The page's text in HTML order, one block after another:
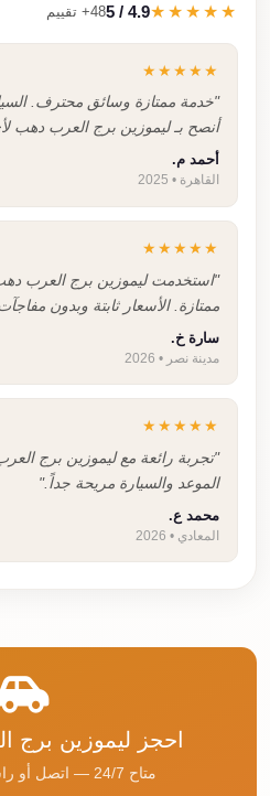
★★★★★
4.9 / 5 48+ تقييم
★★★★★
"خدمة ممتازة وسائق محترف.
أنصح بـ ليموزين برج العرب دهب
أحمد م.
القاهرة • 2025
★★★★★
"استخدمت ليموزين برج العرب دهب
ممتازة. الأسعار ثابتة وبدون مفاجآت."
سارة خ.
مدينة نصر • 2026
★★★★★
"تجربة رائعة مع ليموزين برج
الموعد والسيارة مريحة جداً."
محمد ع.
المعادي • 2026
احجز ليموزين برج
متاح 24/7 — اتصل أو راسلنا على واتساب